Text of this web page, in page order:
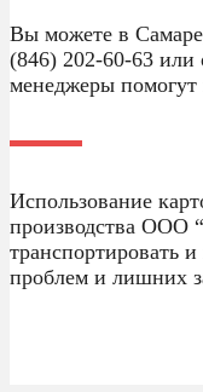
Вы можете в
(846) 202-60-63 или
менеджеры
Использование
производства ООО
транспортировать
проблем и лишних